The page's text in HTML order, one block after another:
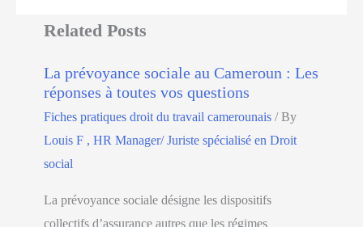
Related Posts
La prévoyance sociale au Cameroun : Les
réponses à toutes vos questions
Fiches pratiques droit du travail camerounais / By
Louis F , HR Manager/ Juriste spécialisé en Droit
social
La prévoyance sociale désigne les dispositifs
collectifs d’assurance autres que les régimes